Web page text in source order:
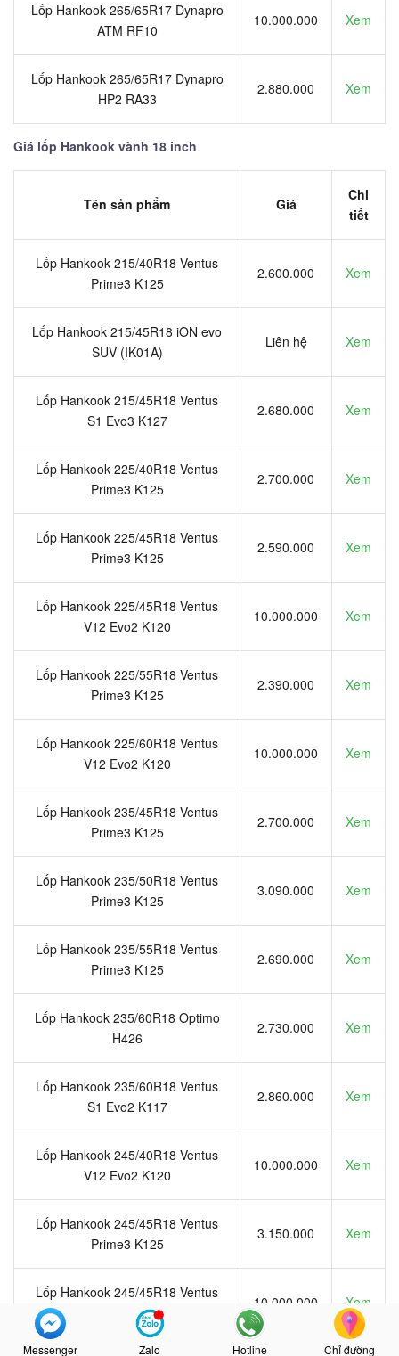
Lốp Hankook 265/65R17 Dynapro
ATM RF10
10.000.000 Xem
Lốp Hankook 265/65R17 Dynapro
HP2 RA33
2.880.000 Xem
Giá lốp Hankook vành 18 inch
Tên sản phẩm Giá
Chi
tiết
Lốp Hankook 215/40R18 Ventus
Prime3 K125
2.600.000 Xem
Lốp Hankook 215/45R18 iON evo
SUV (IK01A)
Liên hệ Xem
Lốp Hankook 215/45R18 Ventus
S1 Evo3 K127
2.680.000 Xem
Lốp Hankook 225/40R18 Ventus
Prime3 K125
2.700.000 Xem
Lốp Hankook 225/45R18 Ventus
Prime3 K125
2.590.000 Xem
Lốp Hankook 225/45R18 Ventus
V12 Evo2 K120
10.000.000 Xem
Lốp Hankook 225/55R18 Ventus
Prime3 K125
2.390.000 Xem
Lốp Hankook 225/60R18 Ventus
V12 Evo2 K120
10.000.000 Xem
Lốp Hankook 235/45R18 Ventus
Prime3 K125
2.700.000 Xem
Lốp Hankook 235/50R18 Ventus
Prime3 K125
3.090.000 Xem
Lốp Hankook 235/55R18 Ventus
Prime3 K125
2.690.000 Xem
Lốp Hankook 235/60R18 Optimo
H426
2.730.000 Xem
Lốp Hankook 235/60R18 Ventus
S1 Evo2 K117
2.860.000 Xem
Lốp Hankook 245/40R18 Ventus
V12 Evo2 K120
10.000.000 Xem
Lốp Hankook 245/45R18 Ventus
Prime3 K125
3.150.000 Xem
Lốp Hankook 245/45R18 Ventus
V12 Evo2 K120
10.000.000 Xem
Messenger Zalo Hotline Chỉ đường